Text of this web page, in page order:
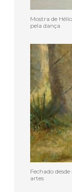
Mostra de
pela dança
Fechado
artes